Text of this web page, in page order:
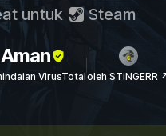
untuk Steam
Aman
VirusTotaloleh STiNGERR